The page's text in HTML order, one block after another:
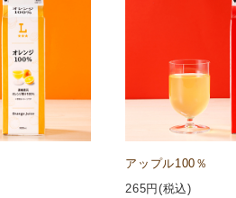
アップル100％
265円(税込)